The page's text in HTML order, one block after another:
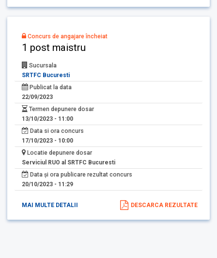
Concurs de angajare încheiat
1 post maistru
Sucursala
SRTFC Bucuresti
Publicat la data
22/09/2023
Termen depunere dosar
13/10/2023 - 11:00
Data si ora concurs
17/10/2023 - 10:00
Locatie depunere dosar
Serviciul RUO al SRTFC Bucuresti
Data și ora publicare rezultat concurs
20/10/2023 - 11:29
MAI MULTE DETALII DESCARCA REZULTATE